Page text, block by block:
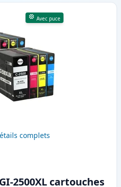
Avec puce
complets
2500XL cartouches